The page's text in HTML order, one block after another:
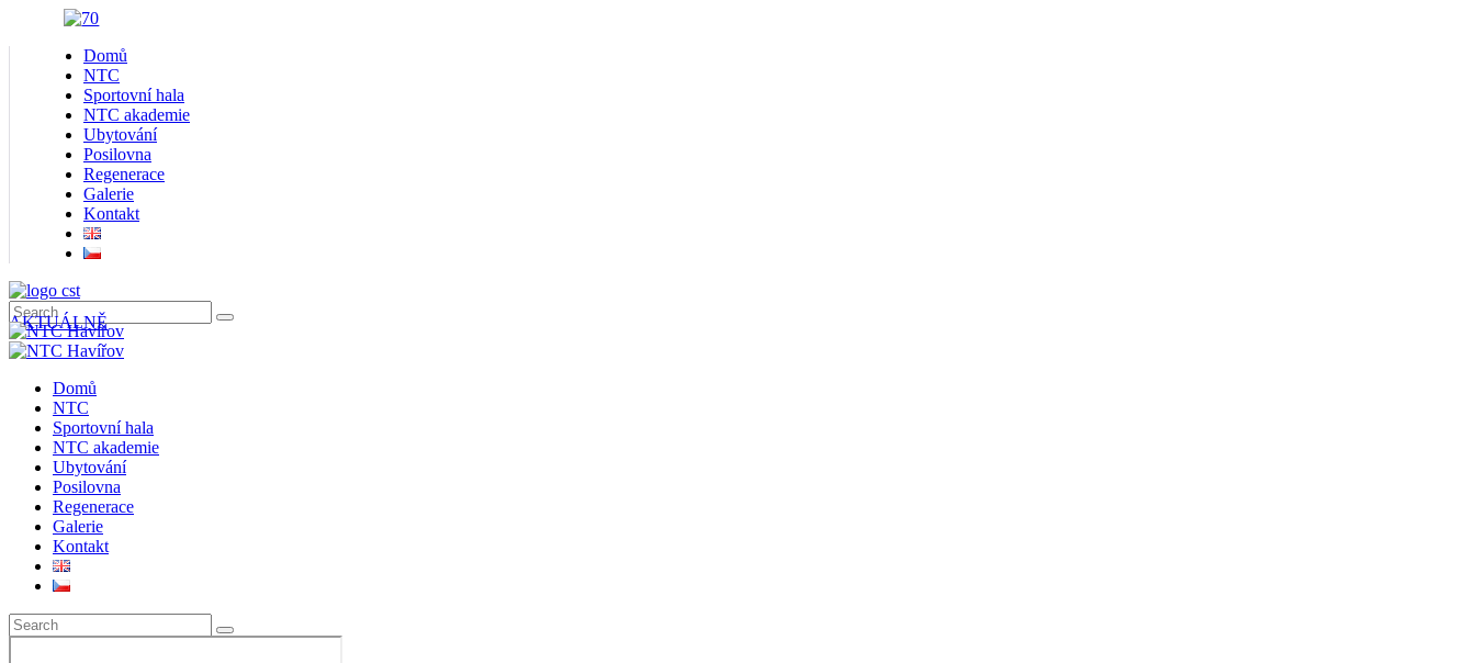
Domů
NTC
Sportovní hala
NTC akademie
Ubytování
Posilovna
Regenerace
Galerie
Kontakt
AKTUÁLNĚ
Domů
NTC
Sportovní hala
NTC akademie
Ubytování
Posilovna
Regenerace
Galerie
Kontakt